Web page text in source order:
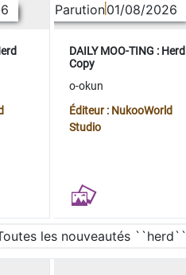
Parution01/08/2026
DAILY MOO-TING : Herd
Copy
o-okun
Éditeur : NukooWorld
Studio
les nouveautés ``herd``